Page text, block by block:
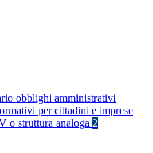
obblighi amministrativi
per cittadini e imprese
o struttura analoga 2